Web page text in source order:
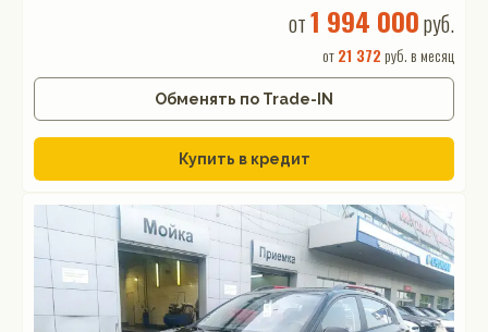
от1 994 000руб.
от21 372 руб. в месяц
Обменять по Trade-IN
Купить в кредит